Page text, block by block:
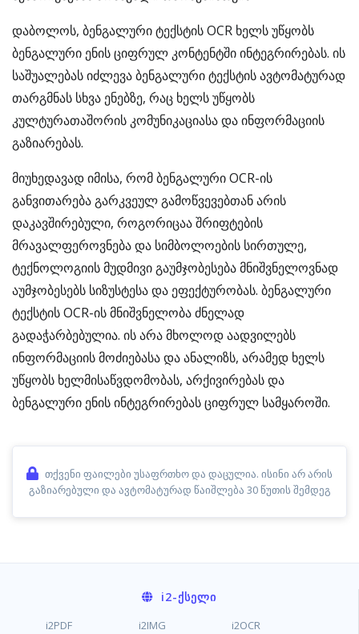
დაბოლოს, ბენგალური ტექსტის OCR ხელს უწყობს
ბენგალური ენის ციფრულ კონტენტში ინტეგრირებას. ის
საშუალებას იძლევა ბენგალური ტექსტის ავტომატურად
თარგმნას სხვა ენებზე, რაც ხელს უწყობს
კულტურათაშორის კომუნიკაციასა და ინფორმაციის
გაზიარებას.
მიუხედავად იმისა, რომ ბენგალური OCR-ის
განვითარება გარკვეულ გამოწვევებთან არის
დაკავშირებული, როგორიცაა შრიფტების
მრავალფეროვნება და სიმბოლოების სირთულე,
ტექნოლოგიის მუდმივი გაუმჯობესება მნიშვნელოვნად
აუმჯობესებს სიზუსტესა და ეფექტურობას. ბენგალური
ტექსტის OCR-ის მნიშვნელობა ძნელად
გადაჭარბებულია. ის არა მხოლოდ აადვილებს
ინფორმაციის მოძიებასა და ანალიზს, არამედ ხელს
უწყობს ხელმისაწვდომობას, არქივირებას და
ბენგალური ენის ინტეგრირებას ციფრულ სამყაროში.
თქვენი ფაილები უსაფრთხო და დაცულია. ისინი არ არის
გაზიარებული და ავტომატურად წაიშლება 30 წუთის შემდეგ
i2-ᲥᲡᲔᲚᲘ
i2PDF i2IMG i2OCR